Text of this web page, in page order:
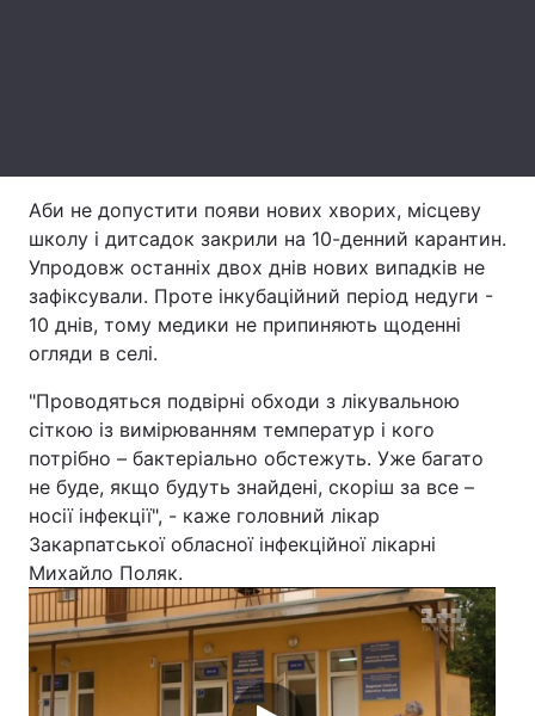
Тема оформлення
Аби не допустити появи нових хворих, місцеву
школу і дитсадок закрили на 10-денний карантин.
Упродовж останніх двох днів нових випадків не
зафіксували. Проте інкубаційний період недуги -
10 днів, тому медики не припиняють щоденні
огляди в селі.
"Проводяться подвірні обходи з лікувальною
сіткою із вимірюванням температур і кого
потрібно – бактеріально обстежуть. Уже багато
не буде, якщо будуть знайдені, скоріш за все –
носії інфекції", - каже головний лікар
Закарпатської обласної інфекційної лікарні
Михайло Поляк.